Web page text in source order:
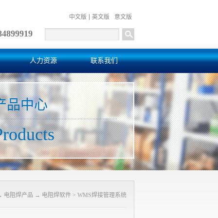
中文版 英文版 意文版
人力资源 联系我们
品中心
电阻焊产品 → 电阻焊软件 > WMS焊接管理系统